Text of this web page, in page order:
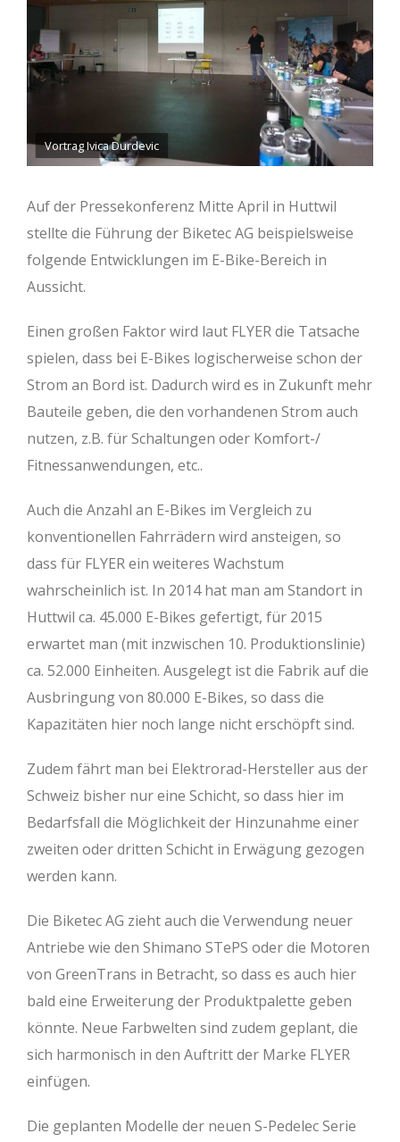
Vortrag Ivica Durdevic
Auf der Pressekonferenz Mitte April in Huttwil
stellte die Führung der Biketec AG beispielsweise
folgende Entwicklungen im E-Bike-Bereich in
Aussicht.
Einen großen Faktor wird laut FLYER die Tatsache
spielen, dass bei E-Bikes logischerweise schon der
Strom an Bord ist. Dadurch wird es in Zukunft mehr
Bauteile geben, die den vorhandenen Strom auch
nutzen, z.B. für Schaltungen oder Komfort-/
Fitnessanwendungen, etc..
Auch die Anzahl an E-Bikes im Vergleich zu
konventionellen Fahrrädern wird ansteigen, so
dass für FLYER ein weiteres Wachstum
wahrscheinlich ist. In 2014 hat man am Standort in
Huttwil ca. 45.000 E-Bikes gefertigt, für 2015
erwartet man (mit inzwischen 10. Produktionslinie)
ca. 52.000 Einheiten. Ausgelegt ist die Fabrik auf die
Ausbringung von 80.000 E-Bikes, so dass die
Kapazitäten hier noch lange nicht erschöpft sind.
Zudem fährt man bei Elektrorad-Hersteller aus der
Schweiz bisher nur eine Schicht, so dass hier im
Bedarfsfall die Möglichkeit der Hinzunahme einer
zweiten oder dritten Schicht in Erwägung gezogen
werden kann.
Die Biketec AG zieht auch die Verwendung neuer
Antriebe wie den Shimano STePS oder die Motoren
von GreenTrans in Betracht, so dass es auch hier
bald eine Erweiterung der Produktpalette geben
könnte. Neue Farbwelten sind zudem geplant, die
sich harmonisch in den Auftritt der Marke FLYER
einfügen.
Die geplanten Modelle der neuen S-Pedelec Serie